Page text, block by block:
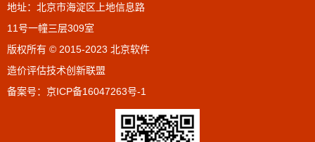
地址：北京市海淀区上地信息路
11号一幢三层309室
版权所有 © 2015-2023 北京软件
造价评估技术创新联盟
备案号： 京ICP备16047263号-1